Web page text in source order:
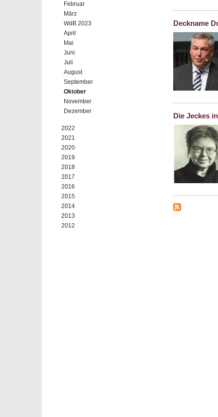
Februar
März
WdB 2023
April
Mai
Juni
Juli
August
September
Oktober
November
Dezember
2022
2021
2020
2019
2018
2017
2016
2015
2014
2013
2012
Deckname
Die Jeckes